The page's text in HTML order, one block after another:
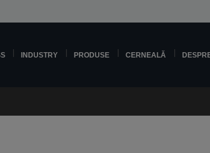
INDUSTRY PRODUSE CERNEALĂ